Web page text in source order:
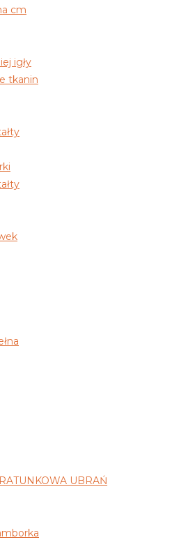
cm
igły
tkanin
UBRAŃ